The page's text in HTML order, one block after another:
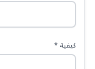
كيفية *